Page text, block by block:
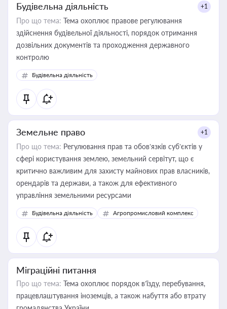
Будівельна діяльність +1
Про що тема: Тема охоплює правове регулювання
здійснення будівельної діяльності, порядок отримання
дозвільних документів та проходження державного
контролю
Будівельна діяльність
Земельне право +1
Про що тема: Регулювання прав та обов’язків суб’єктів у
сфері користування землею, земельний сервітут, що є
критично важливим для захисту майнових прав власників,
орендарів та держави, а також для ефективного
управління земельними ресурсами
Будівельна діяльність Агропромисловий комплекс
Міграційні питання
Про що тема: Тема охоплює порядок в’їзду, перебування,
працевлаштування іноземців, а також набуття або втрату